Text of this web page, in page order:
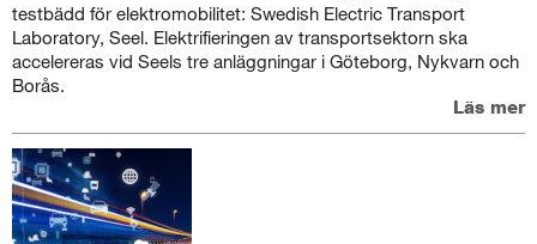
testbädd för elektromobilitet: Swedish Electric Transport
Laboratory, Seel. Elektrifieringen av transportsektorn ska
accelereras vid Seels tre anläggningar i Göteborg, Nykvarn och
Borås.
Läs mer